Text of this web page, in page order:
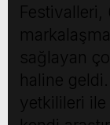
Festivalleri,
sağlayan
haline
yetkilileri ile